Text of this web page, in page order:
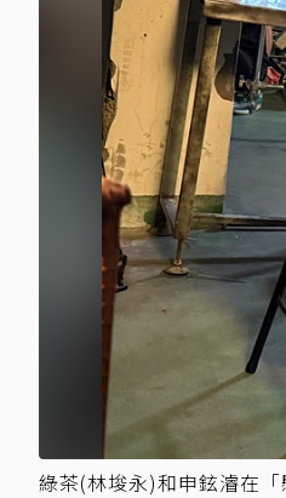
綠茶(林埈永)和申鉉濬在